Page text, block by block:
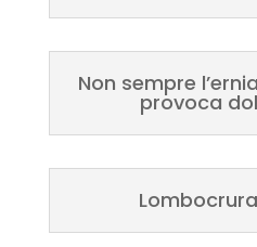
Non sempre
provoca